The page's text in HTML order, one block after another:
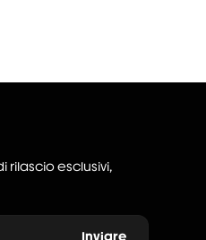
rilascio esclusivi,
Inviare